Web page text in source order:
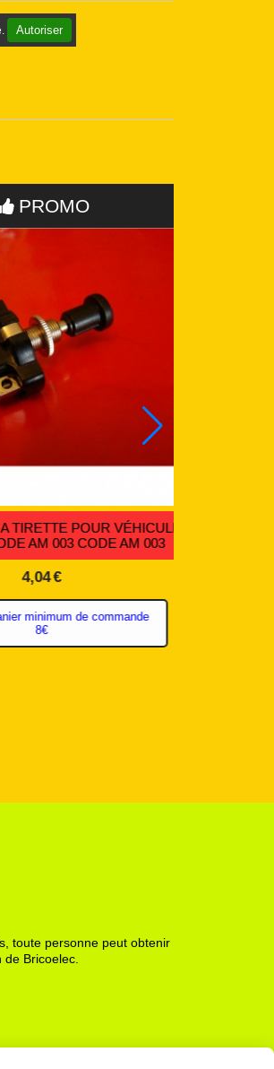
Autoriser
MALES,FEMELLES VENDUES À
PAR 10, 100,1000 - CODE CO 068
Ajouter au panier
commande 8€
Exclu web
toute personne peut obtenir
Bricoelec.